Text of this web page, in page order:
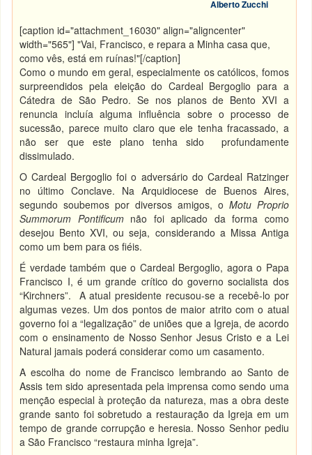
Alberto Zucchi
[caption id="attachment_16030" align="aligncenter"
width="565"] "Vai, Francisco, e repara a Minha casa que,
como vês, está em ruínas!"[/caption]
Como o mundo em geral, especialmente os católicos, fomos
surpreendidos pela eleição do Cardeal Bergoglio para a
Cátedra de São Pedro. Se nos planos de Bento XVI a
renuncia incluía alguma influência sobre o processo de
sucessão, parece muito claro que ele tenha fracassado, a
não ser que este plano tenha sido profundamente
dissimulado.
O Cardeal Bergoglio foi o adversário do Cardeal Ratzinger
no último Conclave. Na Arquidiocese de Buenos Aires,
segundo soubemos por diversos amigos, o Motu Proprio
Summorum Pontificumnão foi aplicado da forma como
desejou Bento XVI, ou seja, considerando a Missa Antiga
como um bem para os fiéis.
É verdade também que o Cardeal Bergoglio, agora o Papa
Francisco I, é um grande crítico do governo socialista dos
“Kirchners”. A atual presidente recusou-se a recebê-lo por
algumas vezes. Um dos pontos de maior atrito com o atual
governo foi a “legalização” de uniões que a Igreja, de acordo
com o ensinamento de Nosso Senhor Jesus Cristo e a Lei
Natural jamais poderá considerar como um casamento.
A escolha do nome de Francisco lembrando ao Santo de
Assis tem sido apresentada pela imprensa como sendo uma
menção especial à proteção da natureza, mas a obra deste
grande santo foi sobretudo a restauração da Igreja em um
tempo de grande corrupção e heresia. Nosso Senhor pediu
a São Francisco “restaura minha Igreja”.